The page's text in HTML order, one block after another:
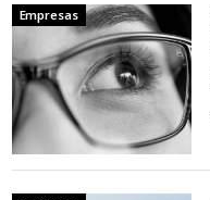
Empresas